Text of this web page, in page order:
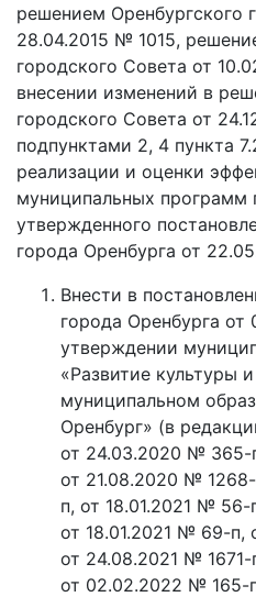
решением Оренбургского
28.04.2015 № 1015,
городского Совета от
внесении изменений в
городского Совета от
подпунктами 2, 4 пункта
реализации и оценки
муниципальных программ
утвержденного
города Оренбурга от
Внести в
города Оренбурга от
утверждении
«Развитие культуры
муниципальном
Оренбург» (в
от 24.03.2020 № 365-
от 21.08.2020 №
п, от 18.01.2021 №
от 18.01.2021 № 69-п,
от 24.08.2021 № 1671-
от 02.02.2022 № 165-